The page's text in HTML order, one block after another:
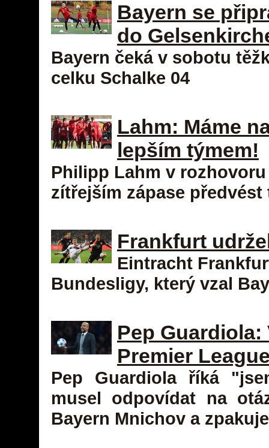
Bayern se
do
Bayern čeká v sobotu
celku Schalke 04
Lahm: Máme
lepším týmem!
Philipp Lahm v
zítřejším zápase
Frankfurt
Eintracht
Bundesligy, který vzal
Pep
Premier
Pep Guardiola říká
musel odpovídat na
Bayern Mnichov a